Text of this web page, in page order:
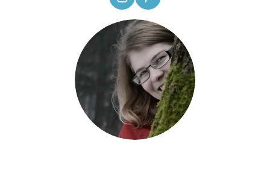
n
s
t
a
g
m
i
n
t
e
r
e
s
t